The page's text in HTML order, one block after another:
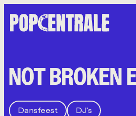
NOT BROKEN
Dansfeest DJ's